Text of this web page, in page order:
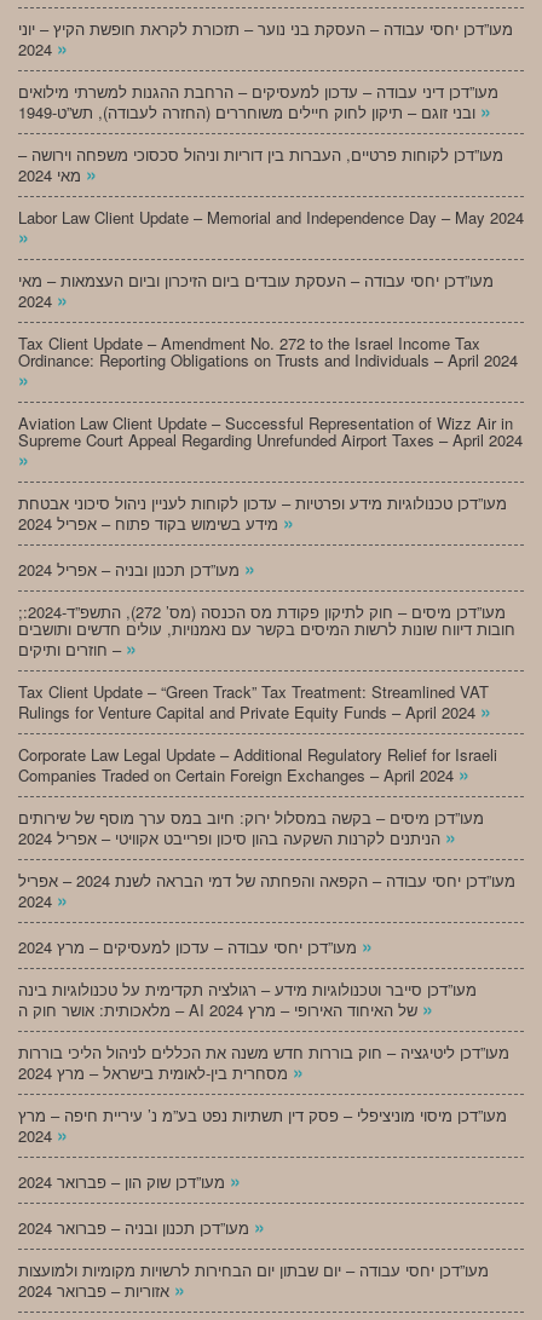
מעו”דכן יחסי עבודה – העסקת בני נוער – תזכורת לקראת חופשת הקיץ – יוני
»
מעו”דכן דיני עבודה – עדכון למעסיקים – הרחבת ההגנות למשרתי מילואים
»
מעו”דכן לקוחות פרטיים, העברות בין דוריות וניהול סכסוכי משפחה וירושה –
»
Labor Law Client Update – Memorial and Independence Day – May 2024
»
מעו”דכן יחסי עבודה – העסקת עובדים ביום הזיכרון וביום העצמאות – מאי
»
Tax Client Update – Amendment No. 272 to the Israel Income Tax
Ordinance: Reporting Obligations on Trusts and Individuals – April 2024
»
Aviation Law Client Update – Successful Representation of Wizz Air in
Supreme Court Appeal Regarding Unrefunded Airport Taxes – April 2024
»
מעו”דכן טכנולוגיות מידע ופרטיות – עדכון לקוחות לעניין ניהול סיכוני אבטחת
»
»
;מעו”דכן מיסים – חוק לתיקון פקודת מס הכנסה (מס’ 272), התשפ”ד-2024:
חובות דיווח שונות לרשות המיסים בקשר עם נאמנויות, עולים חדשים ותושבים
חוזרים ותיקים – »
Tax Client Update – “Green Track” Tax Treatment: Streamlined VAT
Rulings for Venture Capital and Private Equity Funds – April 2024 »
Corporate Law Legal Update – Additional Regulatory Relief for Israeli
Companies Traded on Certain Foreign Exchanges – April 2024 »
מעו”דכן מיסים – בקשה במסלול ירוק: חיוב במס ערך מוסף של שירותים
»
מעו”דכן יחסי עבודה – הקפאה והפחתה של דמי הבראה לשנת 2024 – אפריל
»
»
מעו”דכן סייבר וטכנולוגיות מידע – רגולציה תקדימית על טכנולוגיות בינה
»
מעו”דכן ליטיגציה – חוק בוררות חדש משנה את הכללים לניהול הליכי בוררות
»
מעו”דכן מיסוי מוניציפלי – פסק דין תשתיות נפט בע”מ נ’ עיריית חיפה – מרץ
»
»
»
מעו”דכן יחסי עבודה – יום שבתון יום הבחירות לרשויות מקומיות ולמועצות
»